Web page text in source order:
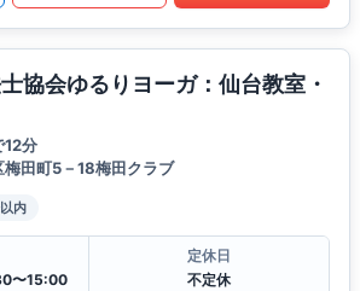
協会ゆるりヨーガ：仙台教室・
12分
田町5－18梅田クラブ
内
〜15:00
定休日
不定休